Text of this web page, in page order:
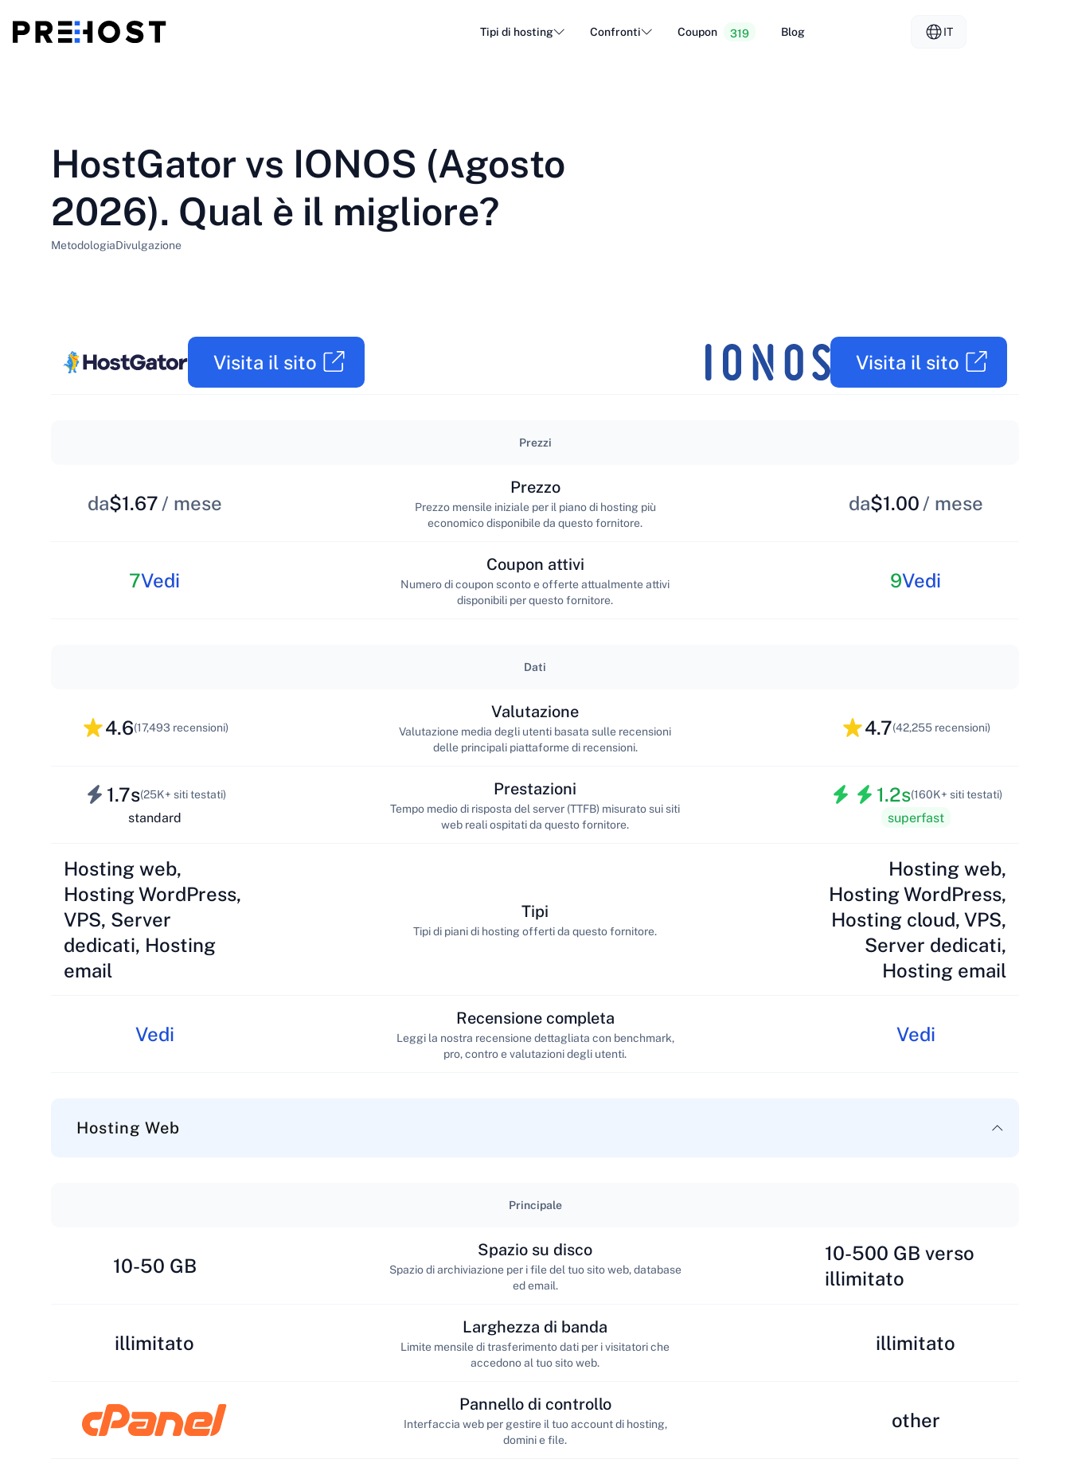
Tipi di hosting
Hosting e-mail
Confronti Coupon 319 Blog IT
ES - Español
IT - Italiano
LT - Lietuvių LV - Latviešu NL - Nederlands
HostGator vs IONOS (Agosto
2026). Qual è il migliore?
MetodologiaDivulgazione
Visita il sito Visita il sito
Prezzi
da$1.67 / mese
Prezzo
Prezzo mensile iniziale per il piano di hosting più
economico disponibile da questo fornitore.
da$1.00 / mese
7Vedi
Coupon attivi
Numero di coupon sconto e offerte attualmente attivi
disponibili per questo fornitore.
9Vedi
Dati
4.6(17,493 recensioni)
Valutazione
Valutazione media degli utenti basata sulle recensioni
delle principali piattaforme di recensioni.
4.7(42,255 recensioni)
1.7s(25K+ siti testati)
standard
Prestazioni
Tempo medio di risposta del server (TTFB) misurato sui siti
web reali ospitati da questo fornitore.
1.2s(160K+ siti testati)
superfast
Hosting web,
Hosting WordPress,
VPS, Server
dedicati, Hosting
email
Tipi
Tipi di piani di hosting offerti da questo fornitore.
Hosting web,
Hosting WordPress,
Hosting cloud, VPS,
Server dedicati,
Hosting email
Vedi
Recensione completa
Leggi la nostra recensione dettagliata con benchmark,
pro, contro e valutazioni degli utenti.
Vedi
Hosting Web
Principale
10-50 GB
Spazio su disco
Spazio di archiviazione per i file del tuo sito web, database
ed email.
10-500 GB verso
illimitato
illimitato
Larghezza di banda
Limite mensile di trasferimento dati per i visitatori che
accedono al tuo sito web.
illimitato
Pannello di controllo
Interfaccia web per gestire il tuo account di hosting,
domini e file.
other